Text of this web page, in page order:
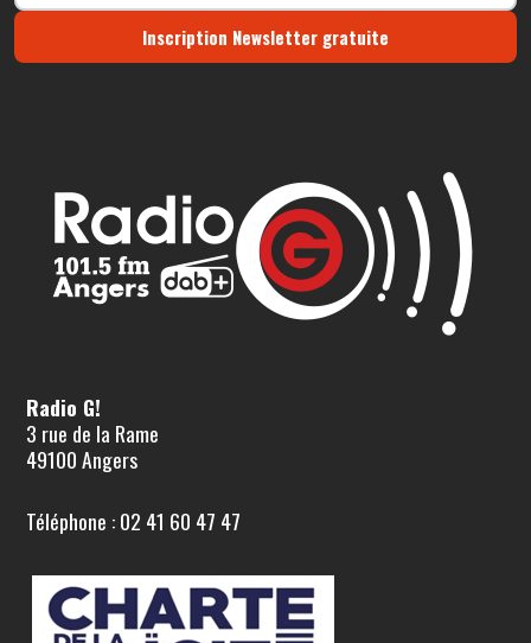
Inscription Newsletter gratuite
Radio G!
3 rue de la Rame
49100 Angers
Téléphone : 02 41 60 47 47